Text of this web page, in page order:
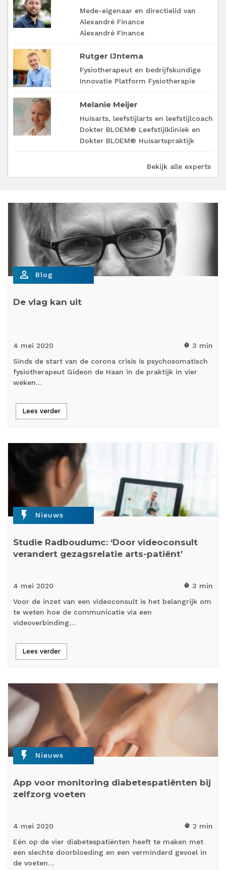
Mede-eigenaar en directielid van
Alexandré Finance
Alexandré Finance
Rutger IJntema
Fysiotherapeut en bedrijfskundige
Innovatie Platform Fysiotherapie
Melanie Meijer
Huisarts, leefstijlarts en leefstijlcoach
Dokter BLOEM® Leefstijlkliniek en
Dokter BLOEM® Huisartspraktijk
Bekijk alle experts
person_outline Blog
De vlag kan uit
4 mei 2020 timer 3 min
Sinds de start van de corona crisis is psychosomatisch
fysiotherapeut Gideon de Haan in de praktijk in vier
weken…
Lees verder
flash_on Nieuws
Studie Radboudumc: ‘Door videoconsult
verandert gezagsrelatie arts-patiënt’
4 mei 2020 timer 3 min
Voor de inzet van een videoconsult is het belangrijk om
te weten hoe de communicatie via een
videoverbinding…
Lees verder
flash_on Nieuws
App voor monitoring diabetespatiënten bij
zelfzorg voeten
4 mei 2020 timer 2 min
Eén op de vier diabetespatiënten heeft te maken met
een slechte doorbloeding en een verminderd gevoel in
de voeten…